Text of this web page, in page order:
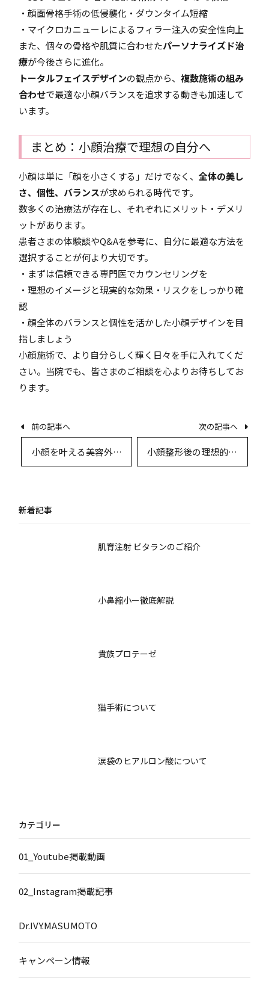
・顔面骨格手術の低侵襲化・ダウンタイム短縮
・マイクロカニューレによるフィラー注入の安全性向上
また、個々の骨格や肌質に合わせたパーソナライズド治
療が今後さらに進化。
トータルフェイスデザインの観点から、複数施術の組み
合わせで最適な小顔バランスを追求する動きも加速して
います。
まとめ：小顔治療で理想の自分へ
小顔は単に「顔を小さくする」だけでなく、全体の美し
さ、個性、バランスが求められる時代です。
数多くの治療法が存在し、それぞれにメリット・デメリ
ットがあります。
患者さまの体験談やQ&Aを参考に、自分に最適な方法を
選択することが何より大切です。
・まずは信頼できる専門医でカウンセリングを
・理想のイメージと現実的な効果・リスクをしっかり確
認
・顔全体のバランスと個性を活かした小顔デザインを目
指しましょう
小顔施術で、より自分らしく輝く日々を手に入れてくだ
さい。当院でも、皆さまのご相談を心よりお待ちしてお
ります。
前の記事へ
小顔を叶える美容外科
的アプローチ徹底解説
術式別比較～
次の記事へ
小顔整形後の理想的な
生活指導と回復促進ガ
新着記事
肌育注射 ビタランのご紹介
小鼻縮小ー徹底解説
貴族プロテーゼ
猫手術について
涙袋のヒアルロン酸について
カテゴリー
01_Youtube掲載動画
02_Instagram掲載記事
Dr.IVY.MASUMOTO
キャンペーン情報